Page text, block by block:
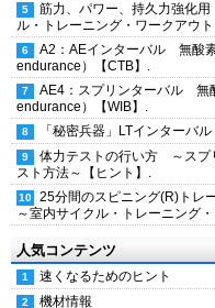
筋力、パワー、持久力強化
ル・トレーニング・ワークアウ
A2：AEインターバル 無酸
endurance）【CTB】.
AE4：スプリンターバル 無
endurance）【WIB】.
「秘密兵器」LTインターバ
体力テストの行い方 ～スプ
スト方法～【ヒント】.
25分間のスピニング(R)ト
～室内サイクル・トレーニング
人気コンテンツ
速くなるためのヒント
機材情報